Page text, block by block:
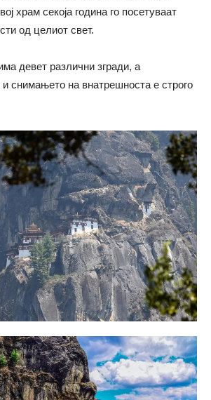
храм секоја година го посетуваат
од целиот свет.
девет различни згради, а
снимањето на внатрешноста е строго